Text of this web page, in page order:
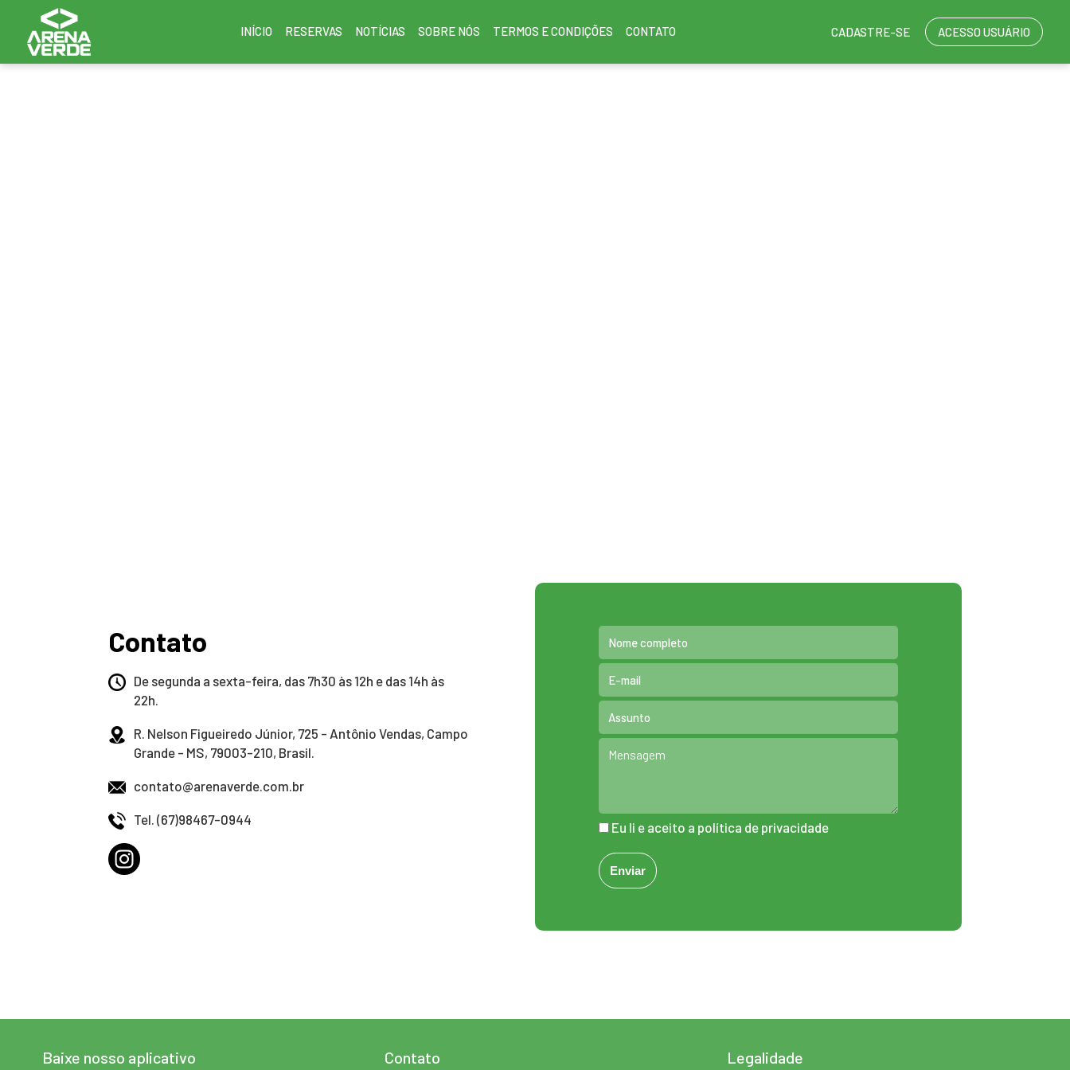
CADASTRE-SE ACESSO USUÁRIO
INÍCIO RESERVAS NOTÍCIAS SOBRE NÓS TERMOS E CONDIÇÕES CONTATO
Contato
De segunda a sexta-feira, das 7h30 às 12h e das 14h às
22h.
R. Nelson Figueiredo Júnior, 725 - Antônio Vendas, Campo
Grande - MS, 79003-210, Brasil.
contato@arenaverde.com.br
Tel. (67)98467-0944 Eu li e aceito a política de privacidade
Baixe nosso aplicativo Contato Legalidade